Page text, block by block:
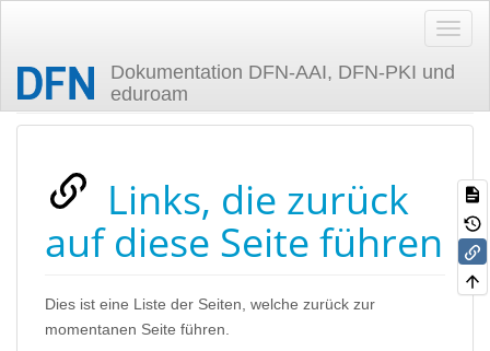
Dokumentation DFN-AAI, DFN-PKI und
eduroam
Zuletzt angesehen
Links, die zurück
auf diese Seite führen
Dies ist eine Liste der Seiten, welche zurück zur
momentanen Seite führen.